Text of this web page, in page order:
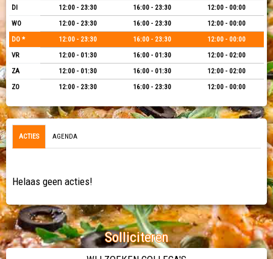
DI
12:00 - 23:30 16:00 - 23:30
12:00 - 00:00
WO
12:00 - 23:30 16:00 - 23:30
12:00 - 00:00
DO *
12:00 - 23:30 16:00 - 23:30
12:00 - 00:00
VR
12:00 - 01:30 16:00 - 01:30
12:00 - 02:00
ZA
12:00 - 01:30 16:00 - 01:30
12:00 - 02:00
ZO
12:00 - 23:30 16:00 - 23:30 12:00 - 00:00
ACTIES AGENDA
Helaas geen acties!
Solliciteren